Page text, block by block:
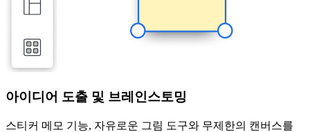
아이디어 도출 및 브레인스토밍
스티커 메모 기능, 자유로운 그림 도구와 무제한의 캔버스를